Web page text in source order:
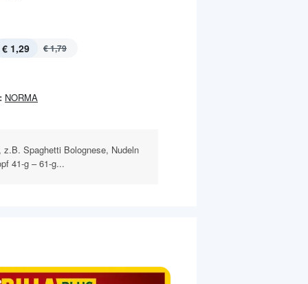
€ 1,29 € 1,79
NORMA
z.B. Spaghetti Bolognese, Nudeln
41-g – 61-g...